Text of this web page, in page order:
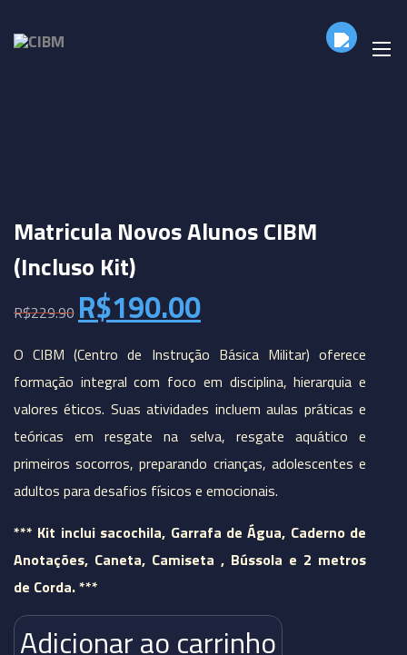
Matricula Novos Alunos CIBM
(Incluso Kit)
R$229.90 R$190.00
O CIBM (Centro de Instrução Básica Militar) oferece
formação integral com foco em disciplina, hierarquia e
valores éticos. Suas atividades incluem aulas práticas e
teóricas em resgate na selva, resgate aquático e
primeiros socorros, preparando crianças, adolescentes e
adultos para desafios físicos e emocionais.
*** Kit inclui sacochila, Garrafa de Água, Caderno de
Anotações, Caneta, Camiseta , Bússola e 2 metros
de Corda. ***
Adicionar ao carrinho